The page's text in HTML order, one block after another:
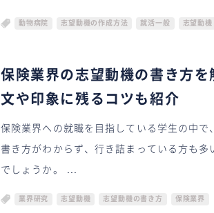
動物病院 志望動機の作成方法 就活一般 志望動機
保険業界の志望動機の書き方を
文や印象に残るコツも紹介
保険業界への就職を目指している学生の中で
書き方がわからず、行き詰まっている方も多
でしょうか。 ...
業界研究 志望動機 志望動機の書き方 保険業界